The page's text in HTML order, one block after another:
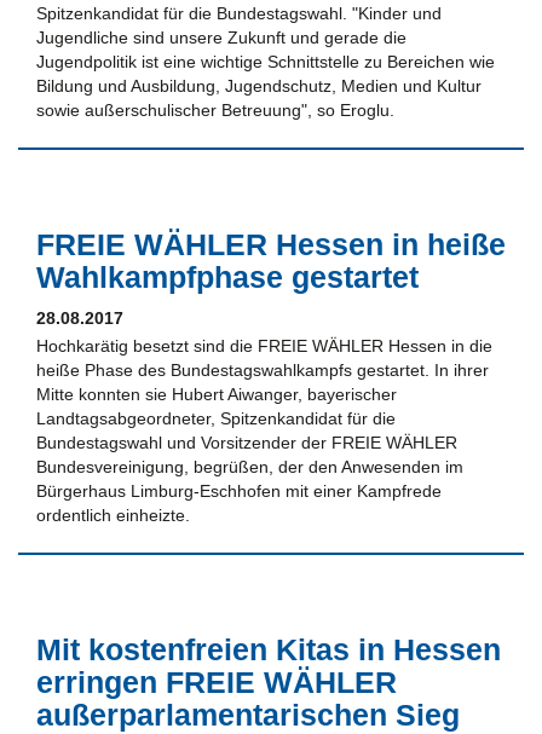
Spitzenkandidat für die Bundestagswahl. "Kinder und
Jugendliche sind unsere Zukunft und gerade die
Jugendpolitik ist eine wichtige Schnittstelle zu Bereichen wie
Bildung und Ausbildung, Jugendschutz, Medien und Kultur
sowie außerschulischer Betreuung", so Eroglu.
FREIE WÄHLER Hessen in heiße
Wahlkampfphase gestartet
28.08.2017
Hochkarätig besetzt sind die FREIE WÄHLER Hessen in die
heiße Phase des Bundestagswahlkampfs gestartet. In ihrer
Mitte konnten sie Hubert Aiwanger, bayerischer
Landtagsabgeordneter, Spitzenkandidat für die
Bundestagswahl und Vorsitzender der FREIE WÄHLER
Bundesvereinigung, begrüßen, der den Anwesenden im
Bürgerhaus Limburg-Eschhofen mit einer Kampfrede
ordentlich einheizte.
Mit kostenfreien Kitas in Hessen
erringen FREIE WÄHLER
außerparlamentarischen Sieg